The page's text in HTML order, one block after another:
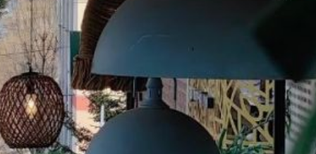
Россия» четверть века следует
курсу главы государства
и намерена придерживаться
этого направления и далее.
Первый заместитель
председателя Законодательной
Думы Хабаровского края,
руководитель регионального
исполкома партии Евгений
Солоненко обозначил, что
участие в съезде для каждого
партийного